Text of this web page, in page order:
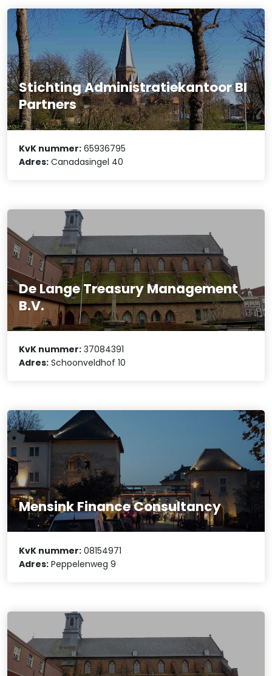
Stichting Administratiekantoor BI
Partners
KvK nummer: 65936795
Adres: Canadasingel 40
De Lange Treasury Management
B.V.
KvK nummer: 37084391
Adres: Schoonveldhof 10
Mensink Finance Consultancy
KvK nummer: 08154971
Adres: Peppelenweg 9